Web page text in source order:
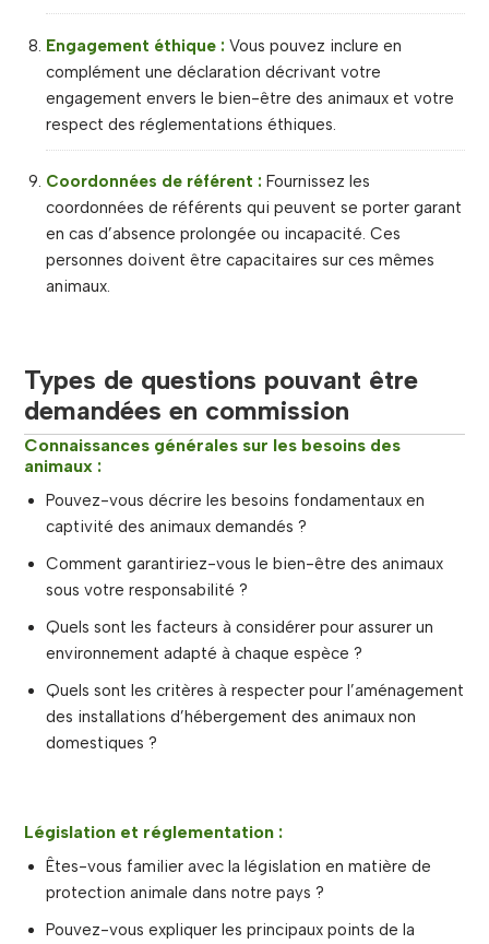
Engagement éthique : Vous pouvez inclure en
complément une déclaration décrivant votre
engagement envers le bien-être des animaux et votre
respect des réglementations éthiques.
Coordonnées de référent : Fournissez les
coordonnées de référents qui peuvent se porter garant
en cas d’absence prolongée ou incapacité. Ces
personnes doivent être capacitaires sur ces mêmes
animaux.
Types de questions pouvant être
demandées en commission
Connaissances générales sur les besoins des
animaux :
Pouvez-vous décrire les besoins fondamentaux en
captivité des animaux demandés ?
Comment garantiriez-vous le bien-être des animaux
sous votre responsabilité ?
Quels sont les facteurs à considérer pour assurer un
environnement adapté à chaque espèce ?
Quels sont les critères à respecter pour l’aménagement
des installations d’hébergement des animaux non
domestiques ?
Législation et réglementation :
Êtes-vous familier avec la législation en matière de
protection animale dans notre pays ?
Pouvez-vous expliquer les principaux points de la